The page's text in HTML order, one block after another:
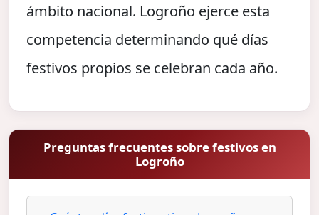
ámbito nacional. Logroño ejerce esta
competencia determinando qué días
festivos propios se celebran cada año.
Preguntas frecuentes sobre festivos en
Logroño